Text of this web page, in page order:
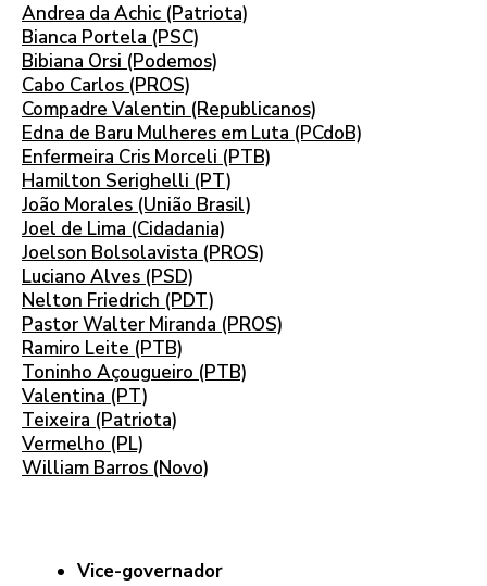
Andrea da Achic (Patriota)
Bianca Portela (PSC)
Bibiana Orsi (Podemos)
Cabo Carlos (PROS)
Compadre Valentin (Republicanos)
Edna de Baru Mulheres em Luta (PCdoB)
Enfermeira Cris Morceli (PTB)
Hamilton Serighelli (PT)
João Morales (União Brasil)
Joel de Lima (Cidadania)
Joelson Bolsolavista (PROS)
Luciano Alves (PSD)
Nelton Friedrich (PDT)
Pastor Walter Miranda (PROS)
Ramiro Leite (PTB)
Toninho Açougueiro (PTB)
Valentina (PT)
Teixeira (Patriota)
Vermelho (PL)
William Barros (Novo)
Vice-governador